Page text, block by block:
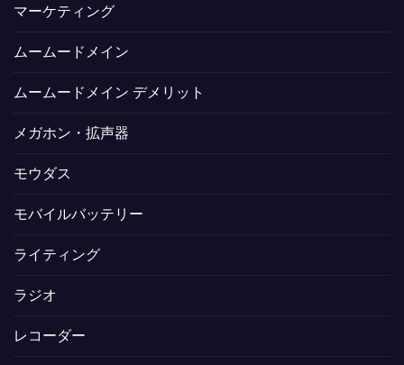
マーケティング
ムームードメイン
ムームードメイン デメリット
メガホン・拡声器
モウダス
モバイルバッテリー
ライティング
ラジオ
レコーダー